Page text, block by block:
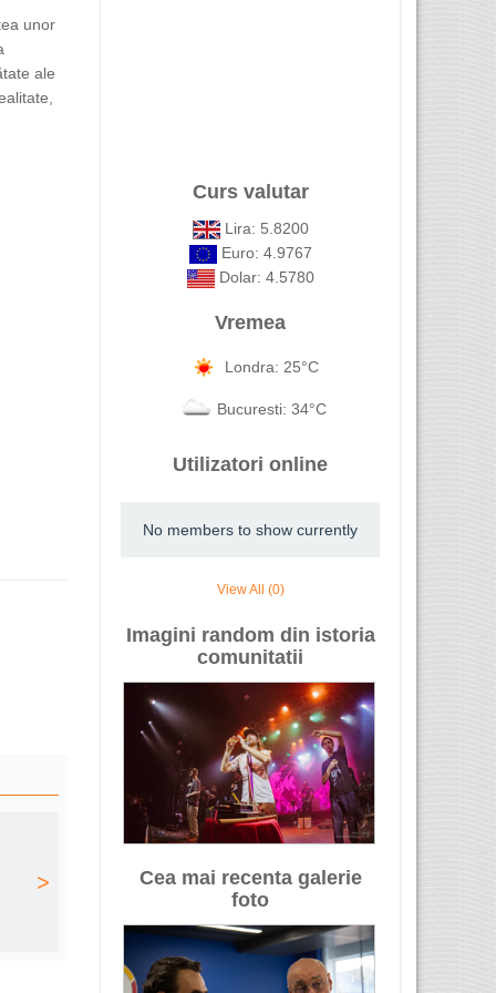
unor
ale
>
Curs valutar
Lira: 5.8200
Euro: 4.9767
Dolar: 4.5780
Vremea
Londra: 25°C
Bucuresti: 34°C
Utilizatori online
No members to show currently
View All (0)
Imagini random din istoria
comunitatii
Cea mai recenta galerie
foto